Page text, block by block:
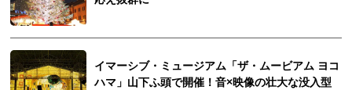
イマーシブ・ミュージアム「ザ・ムービアム ヨコ
ハマ」山下ふ頭で開催！音×映像の壮大な没入型